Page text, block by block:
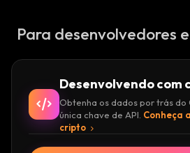
Para desenvolvedores
Desenvolvendo com
Obtenha os dados por trás do
única chave de API. Conheça
cripto